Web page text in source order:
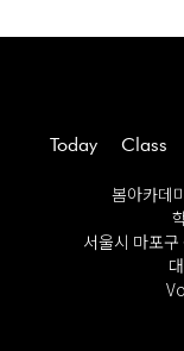
Today Class
봄아카데
서울시 마포